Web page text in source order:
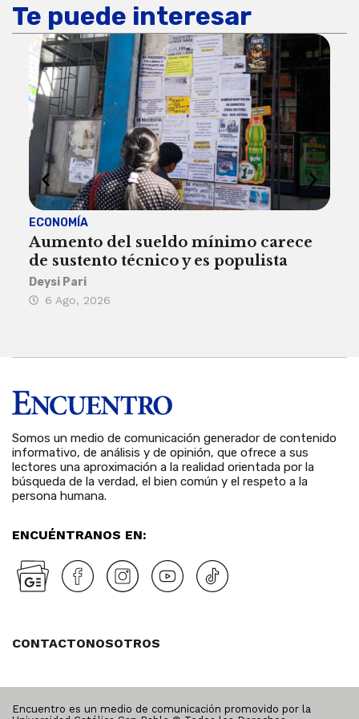
Te puede interesar
ECONOMÍA
Aumento del sueldo mínimo carece
de sustento técnico y es populista
Deysi Pari
6 Ago, 2026
Somos un medio de comunicación generador de contenido
informativo, de análisis y de opinión, que ofrece a sus
lectores una aproximación a la realidad orientada por la
búsqueda de la verdad, el bien común y el respeto a la
persona humana.
ENCUÉNTRANOS EN:
CONTACTONOSOTROS
Encuentro es un medio de comunicación promovido por la